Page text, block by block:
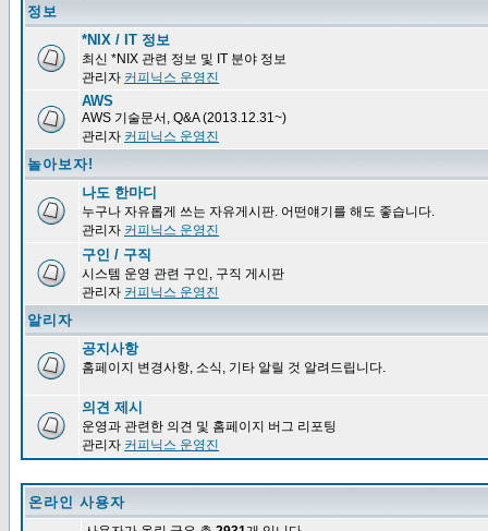
정보
*NIX / IT 정보
최신 *NIX 관련 정보 및 IT 분야 정보
관리자 커피닉스 운영진
AWS
AWS 기술문서, Q&A (2013.12.31~)
관리자 커피닉스 운영진
놀아보자!
나도 한마디
누구나 자유롭게 쓰는 자유게시판. 어떤얘기를 해도 좋습니다.
관리자 커피닉스 운영진
구인 / 구직
시스템 운영 관련 구인, 구직 게시판
관리자 커피닉스 운영진
알리자
공지사항
홈페이지 변경사항, 소식, 기타 알릴 것 알려드립니다.
의견 제시
운영과 관련한 의견 및 홈페이지 버그 리포팅
관리자 커피닉스 운영진
온라인 사용자